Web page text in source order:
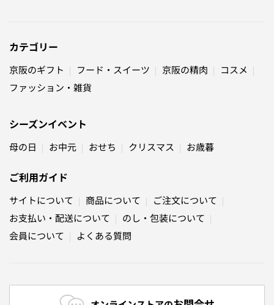
カテゴリー
京阪のギフト フード・スイーツ 京阪の精肉
コスメ
ファッション・雑貨
シーズンイベント
母の日 お中元 おせち クリスマス お歳暮
ご利用ガイド
サイトについて 商品について
ご注文について
お支払い・配送について
のし・包装について
会員について
よくある質問